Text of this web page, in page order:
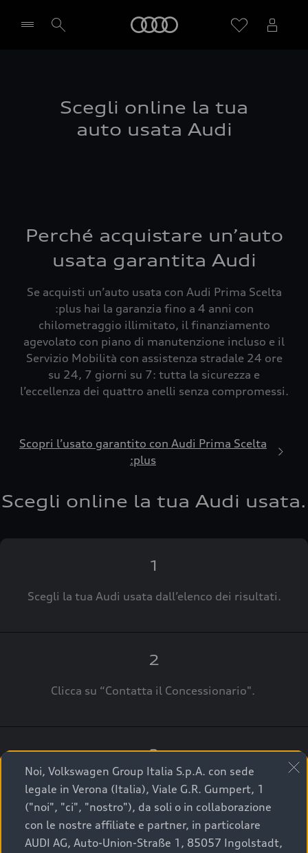
Scegli online la tua
auto usata Audi
Perché acquistare un’auto
usata garantita Audi
Se acquisti un’auto usata con Audi Prima Scelta
:plus hai la garanzia fino a 4 anni con
chilometraggio illimitato, il finanziamento
agevolato con piano di manutenzione incluso e il
Servizio Mobilità con assistenza stradale 24 ore
su 24, 7 giorni su 7: tutta la sicurezza e
l’eccellenza dei quattro anelli senza compromessi.
Scopri l’usato garantito con Audi Prima Scelta
:plus
Scegli online la tua Audi usata.
1
Scegli la tua Audi usata dall’elenco dei risultati.
2
Clicca su “Contatta il Concessionario".
3
A breve verrai ricontattato dal Customer Care
Audi Center o direttamente dal Concessionario
che ti supporterà per finalizzare la tua richiesta.
Noi, Volkswagen Group Italia S.p.A. con sede
legale in Verona (Italia), Viale G.R. Gumpert, 1
("noi", "ci", "nostro"), da soli o in collaborazione
con le nostre affiliate e partner, in particolare
AUDI AG, Auto-Union-Straße 1, 85057 Ingolstadt,